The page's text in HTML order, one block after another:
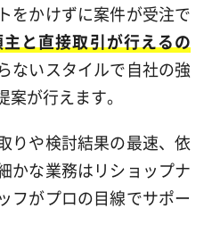
をかけずに案件が受注で
と直接取引が行えるの
ないスタイルで自社の強
が行えます。
りや検討結果の最速、依
かな業務はリショップナ
フがプロの目線でサポー